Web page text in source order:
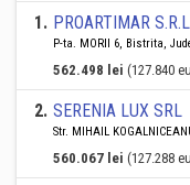
1. PROARTIMAR
P-ta. MORII 6, Bistrita,
562.498 lei (127.840
2. SERENIA LUX SRL
Str. MIHAIL
560.067 lei (127.288